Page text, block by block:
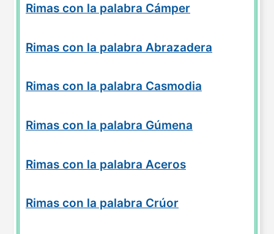
Rimas con la palabra Cámper
Rimas con la palabra Abrazadera
Rimas con la palabra Casmodia
Rimas con la palabra Gúmena
Rimas con la palabra Aceros
Rimas con la palabra Crúor